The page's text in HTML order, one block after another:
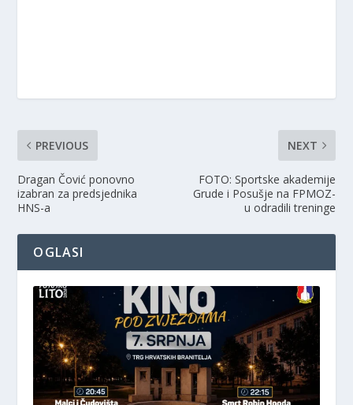
PREVIOUS
Dragan Čović ponovno
izabran za predsjednika
HNS-a
NEXT
FOTO: Sportske akademije
Grude i Posušje na FPMOZ-
u odradili treninge
OGLASI